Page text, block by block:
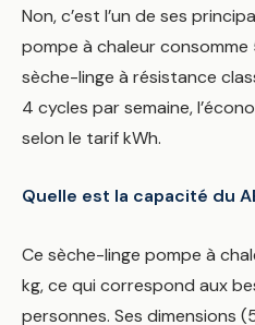
Non, c’est l’un de ses
pompe à chaleur consomme
sèche-linge à résistance
4 cycles par semaine,
selon le tarif kWh.
Quelle est la capacité du
Ce sèche-linge pompe à
kg, ce qui correspond aux
personnes. Ses dimensions